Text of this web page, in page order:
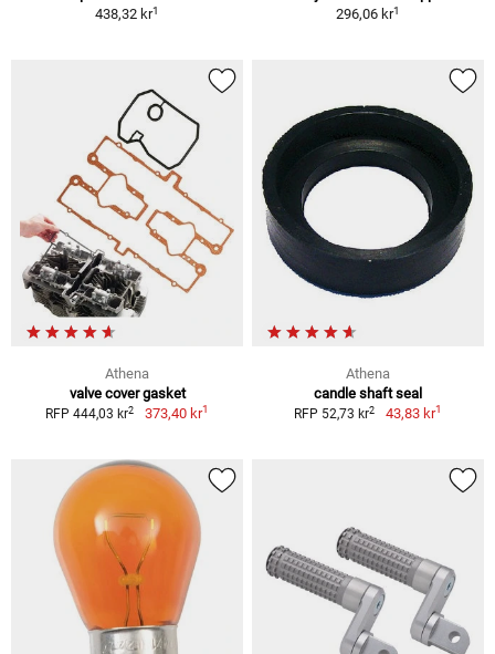
438,32 kr1
296,06 kr1
Athena
valve cover gasket
RFP 444,03 kr2 373,40 kr1
Athena
candle shaft seal
RFP 52,73 kr2 43,83 kr1